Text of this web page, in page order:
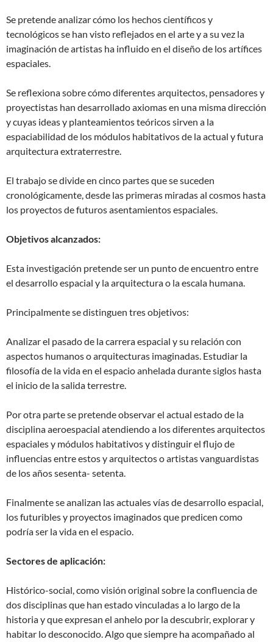
Se pretende analizar cómo los hechos científicos y
tecnológicos se han visto reflejados en el arte y a su vez la
imaginación de artistas ha influido en el diseño de los artífices
espaciales.
Se reflexiona sobre cómo diferentes arquitectos, pensadores y
proyectistas han desarrollado axiomas en una misma dirección
y cuyas ideas y planteamientos teóricos sirven a la
espaciabilidad de los módulos habitativos de la actual y futura
arquitectura extraterrestre.
El trabajo se divide en cinco partes que se suceden
cronológicamente, desde las primeras miradas al cosmos hasta
los proyectos de futuros asentamientos espaciales.
Objetivos alcanzados:
Esta investigación pretende ser un punto de encuentro entre
el desarrollo espacial y la arquitectura o la escala humana.
Principalmente se distinguen tres objetivos:
Analizar el pasado de la carrera espacial y su relación con
aspectos humanos o arquitecturas imaginadas. Estudiar la
filosofía de la vida en el espacio anhelada durante siglos hasta
el inicio de la salida terrestre.
Por otra parte se pretende observar el actual estado de la
disciplina aeroespacial atendiendo a los diferentes arquitectos
espaciales y módulos habitativos y distinguir el flujo de
influencias entre estos y arquitectos o artistas vanguardistas
de los años sesenta- setenta.
Finalmente se analizan las actuales vías de desarrollo espacial,
los futuribles y proyectos imaginados que predicen como
podría ser la vida en el espacio.
Sectores de aplicación:
Histórico-social, como visión original sobre la confluencia de
dos disciplinas que han estado vinculadas a lo largo de la
historia y que expresan el anhelo por la descubrir, explorar y
habitar lo desconocido. Algo que siempre ha acompañado al